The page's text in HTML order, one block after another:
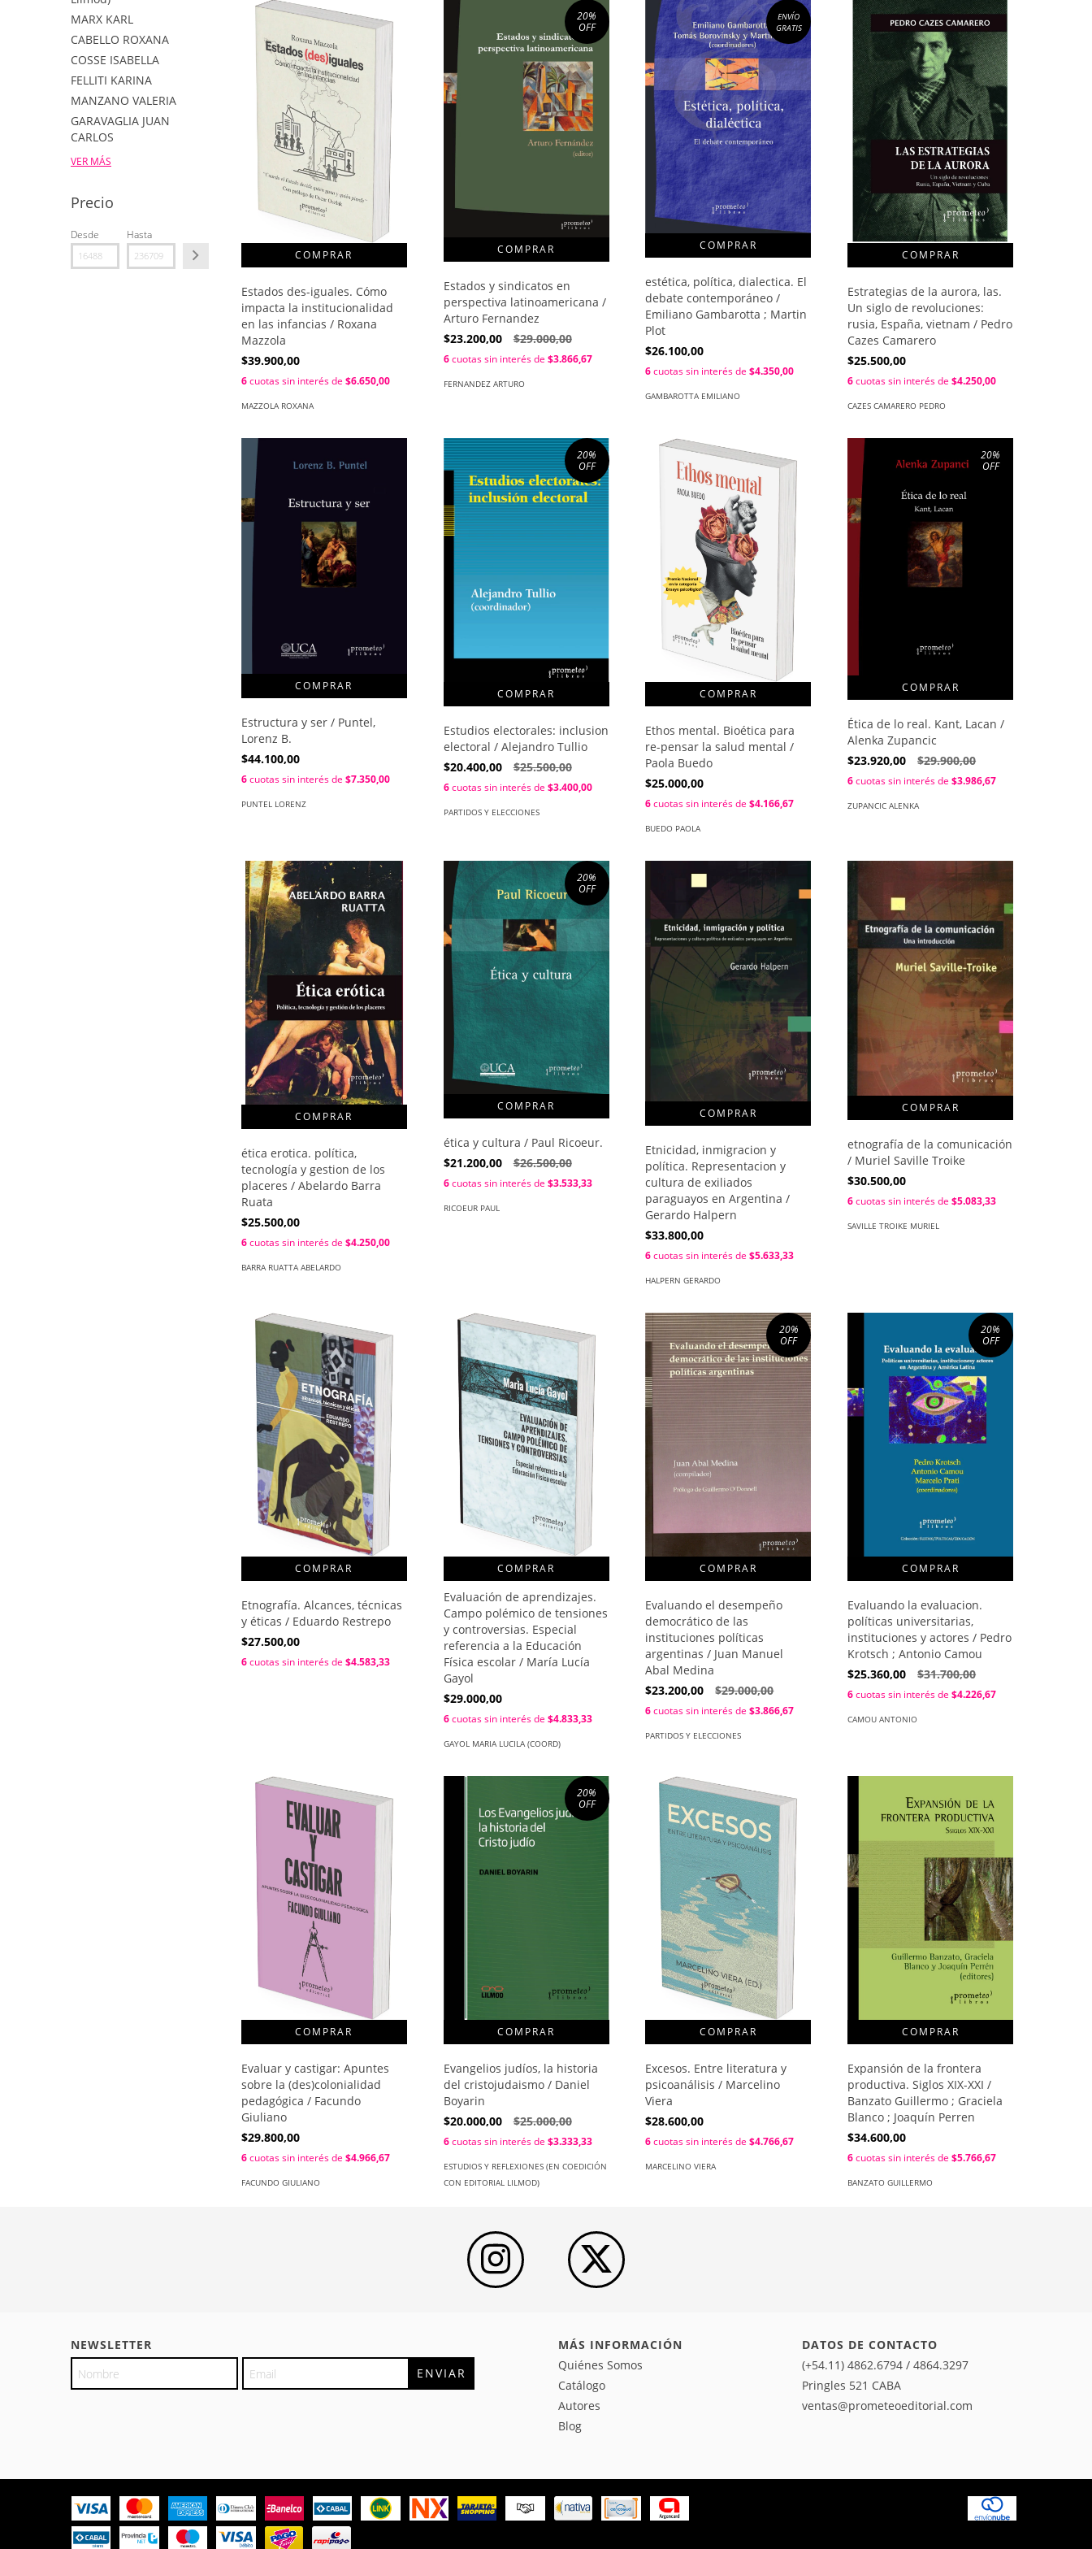
MARX KARL
CABELLO ROXANA
COSSE ISABELLA
FELLITI KARINA
MANZANO VALERIA
GARAVAGLIA JUAN
CARLOS
VER MÁS
Precio
Desde Hasta
Estados des-iguales. Cómo
impacta la institucionalidad
en las infancias / Roxana
Mazzola
$39.900,00
6cuotas sin interés de $6.650,00
MAZZOLA ROXANA
20%
OFF
Estados y sindicatos en
perspectiva latinoamericana /
Arturo Fernandez
$23.200,00
$29.000,00
6cuotas sin interés de $3.866,67
FERNANDEZ ARTURO
ENVÍO
GRATIS
estética, política, dialectica. El
debate contemporáneo /
Emiliano Gambarotta ; Martin
Plot
$26.100,00
6cuotas sin interés de$4.350,00
GAMBAROTTA EMILIANO
Estrategias de la aurora, las.
Un siglo de revoluciones:
rusia, España, vietnam / Pedro
Cazes Camarero
$25.500,00
6cuotas sin interés de$4.250,00
CAZES CAMARERO PEDRO
Estructura y ser / Puntel,
Lorenz B.
$44.100,00
6cuotas sin interés de $7.350,00
PUNTEL LORENZ
20%
OFF
Estudios electorales: inclusion
electoral / Alejandro Tullio
$20.400,00
$25.500,00
6cuotas sin interés de $3.400,00
PARTIDOS Y ELECCIONES
Ethos mental. Bioética para
re-pensar la salud mental /
Paola Buedo
$25.000,00
6cuotas sin interés de$4.166,67
BUEDO PAOLA
20%
OFF
Ética de lo real. Kant, Lacan /
Alenka Zupancic
$23.920,00
$29.900,00
6cuotas sin interés de$3.986,67
ZUPANCIC ALENKA
ética erotica. política,
tecnología y gestion de los
placeres / Abelardo Barra
Ruata
$25.500,00
6cuotas sin interés de $4.250,00
BARRA RUATTA ABELARDO
20%
OFF
ética y cultura / Paul Ricoeur.
$21.200,00
$26.500,00
6cuotas sin interés de $3.533,33
RICOEUR PAUL
Etnicidad, inmigracion y
política. Representacion y
cultura de exiliados
paraguayos en Argentina /
Gerardo Halpern
$33.800,00
6cuotas sin interés de$5.633,33
HALPERN GERARDO
etnografía de la comunicación
/ Muriel Saville Troike
$30.500,00
6cuotas sin interés de$5.083,33
SAVILLE TROIKE MURIEL
Etnografía. Alcances, técnicas
y éticas / Eduardo Restrepo
$27.500,00
6cuotas sin interés de $4.583,33
COMPRAR
Evaluación de aprendizajes.
Campo polémico de tensiones
y controversias. Especial
referencia a la Educación
Física escolar / María Lucía
Gayol
$29.000,00
6cuotas sin interés de $4.833,33
GAYOL MARIA LUCILA (COORD)
20%
OFF
Evaluando el desempeño
democrático de las
instituciones políticas
argentinas / Juan Manuel
Abal Medina
$23.200,00
$29.000,00
6cuotas sin interés de$3.866,67
PARTIDOS Y ELECCIONES
20%
OFF
Evaluando la evaluacion.
políticas universitarias,
instituciones y actores / Pedro
Krotsch ; Antonio Camou
$25.360,00
$31.700,00
6cuotas sin interés de$4.226,67
CAMOU ANTONIO
Evaluar y castigar: Apuntes
sobre la (des)colonialidad
pedagógica / Facundo
Giuliano
$29.800,00
6cuotas sin interés de $4.966,67
FACUNDO GIULIANO
20%
OFF
Evangelios judíos, la historia
del cristojudaismo / Daniel
Boyarin
$20.000,00
$25.000,00
6cuotas sin interés de $3.333,33
ESTUDIOS Y REFLEXIONES (EN COEDICIÓN
CON EDITORIAL LILMOD)
Excesos. Entre literatura y
psicoanálisis / Marcelino
Viera
$28.600,00
6cuotas sin interés de$4.766,67
MARCELINO VIERA
Expansión de la frontera
productiva. Siglos XIX-XXI /
Banzato Guillermo ; Graciela
Blanco ; Joaquín Perren
$34.600,00
6cuotas sin interés de$5.766,67
BANZATO GUILLERMO
NEWSLETTER
MÁS INFORMACIÓN
Quiénes Somos
Catálogo
Autores
Blog
DATOS DE CONTACTO
(+54.11) 4862.6794 / 4864.3297
Pringles 521 CABA
ventas@prometeoeditorial.com